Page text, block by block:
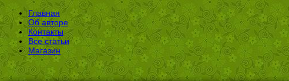
Главная
Об авторе
Контакты
Все статьи
Магазин